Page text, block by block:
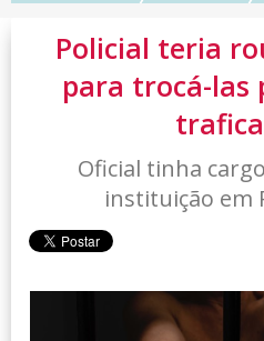
Policial teria
para trocá-las
Oficial tinha
instituição em